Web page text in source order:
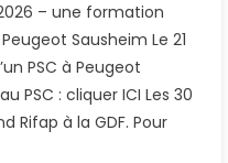
– une formation
Sausheim Le 21
PSC à Peugeot
PSC : cliquer ICI Les 30
Rifap à la GDF. Pour